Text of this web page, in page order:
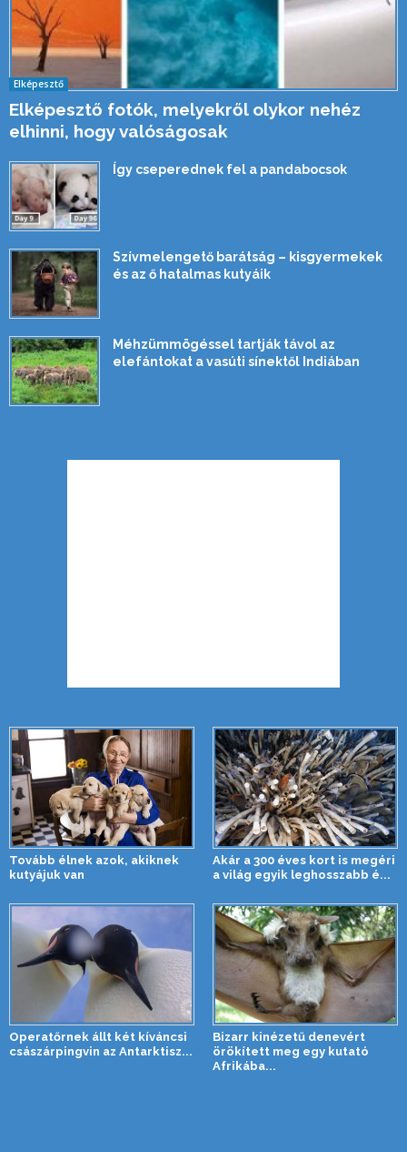
Elképesztő
Elképesztő fotók, melyekről olykor nehéz
elhinni, hogy valóságosak
Így cseperednek fel a pandabocsok
Szívmelengető barátság – kisgyermekek
és az ő hatalmas kutyáik
Méhzümmögéssel tartják távol az
elefántokat a vasúti sínektől Indiában
Tovább élnek azok, akiknek
kutyájuk van
Akár a 300 éves kort is megéri
a világ egyik leghosszabb é...
Operatőrnek állt két kíváncsi
császárpingvin az Antarktisz...
Bizarr kinézetű denevért
örökített meg egy kutató
Afrikába...